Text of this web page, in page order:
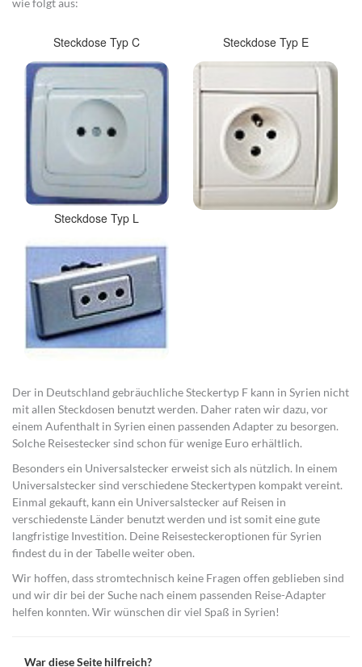
wie folgt aus:
Steckdose Typ C Steckdose Typ E
Steckdose Typ L
Der in Deutschland gebräuchliche Steckertyp F kann in Syrien nicht
mit allen Steckdosen benutzt werden. Daher raten wir dazu, vor
einem Aufenthalt in Syrien einen passenden Adapter zu besorgen.
Solche Reisestecker sind schon für wenige Euro erhältlich.
Besonders ein Universalstecker erweist sich als nützlich. In einem
Universalstecker sind verschiedene Steckertypen kompakt vereint.
Einmal gekauft, kann ein Universalstecker auf Reisen in
verschiedenste Länder benutzt werden und ist somit eine gute
langfristige Investition. Deine Reisesteckeroptionen für Syrien
findest du in der Tabelle weiter oben.
Wir hoffen, dass stromtechnisch keine Fragen offen geblieben sind
und wir dir bei der Suche nach einem passenden Reise-Adapter
helfen konnten. Wir wünschen dir viel Spaß in Syrien!
War diese Seite hilfreich?